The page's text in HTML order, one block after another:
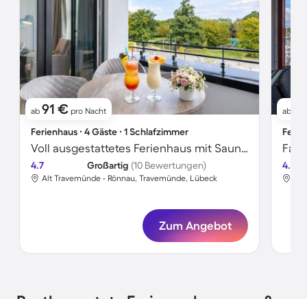
ab 91 € pro Nacht
Ferienhaus ∙ 4 Gäste ∙ 1 Schlafzimmer
Voll ausgestattetes Ferienhaus mit Sauna und Garten | Nah am Strand
4.7 Großartig (10 Bewertungen)
Alt Travemünde - Rönnau, Travemünde, Lübeck
Zum Angebot
ab
4.3